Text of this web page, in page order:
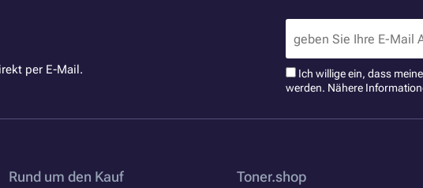
per E-Mail.
Ich willige ein, dass
werden. Nähere
Rund um den Kauf Toner.shop